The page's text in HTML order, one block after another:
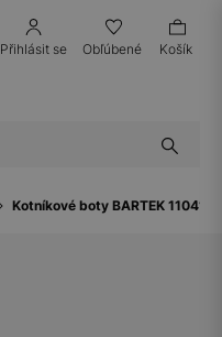
Přihlásit se Obľúbené Košík
Kotníkové boty BARTEK